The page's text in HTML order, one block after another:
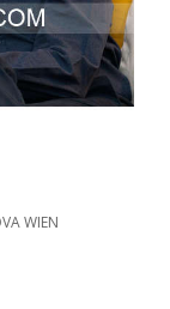
WIEN